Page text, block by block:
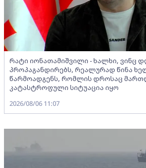
რატი იონათამიშვილი - ხალხი, ვინც
პროპაგანდირებს, რეალურად წინა
წარმოადგენს, რომლის დროსაც
კატასტროფული სიტუაცია იყო
2026/08/06 11:07